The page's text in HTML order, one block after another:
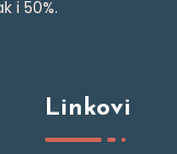
i 50%.
Linkovi